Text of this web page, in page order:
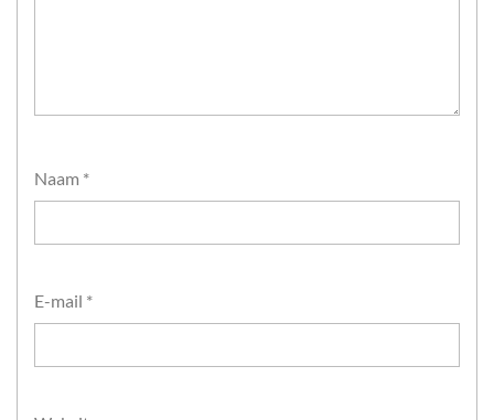
Naam *
E-mail *